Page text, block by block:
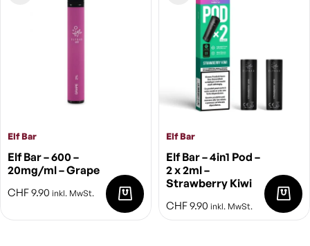
Elf Bar
Elf Bar – 600 –
20mg/ml – Grape
CHF9.90 inkl. MwSt.
Elf Bar
Elf Bar – 4in1 Pod –
2 x 2ml –
Strawberry Kiwi
CHF9.90 inkl. MwSt.